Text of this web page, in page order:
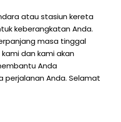
atau stasiun kereta
keberangkatan Anda.
masa tinggal
dan kami akan
Anda
perjalanan Anda. Selamat